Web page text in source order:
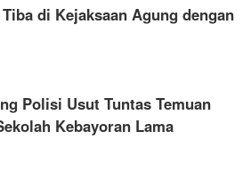
di Kejaksaan Agung dengan
Polisi Usut Tuntas Temuan
Kebayoran Lama